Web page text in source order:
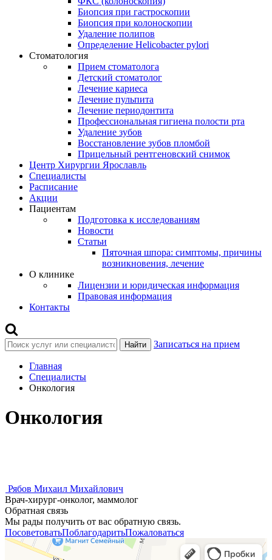
Биопсия при гастроскопии
Биопсия при колоноскопии
Удаление полипов
Определение Helicobacter pylori
Стоматология
Прием стоматолога
Детский стоматолог
Лечение кариеса
Лечение пульпита
Лечение периодонтита
Профессиональная гигиена полости рта
Удаление зубов
Восстановление зубов пломбой
Прицельный рентгеновский снимок
Центр Хирургии Ярославль
Специалисты
Расписание
Акции
Пациентам
Подготовка к исследованиям
Новости
Статьи
Пяточная шпора: симптомы, причины
возникновения, лечение
О клинике
Лицензии и юридическая информация
Правовая информация
Контакты
Найти Записаться на прием
Главная
Специалисты
Онкология
Онкология
Рябов Михаил Михайлович
Врач-хирург-онколог, маммолог
Обратная связь
Мы рады получить от вас обратную связь.
ПосоветоватьПоблагодаритьПожаловаться